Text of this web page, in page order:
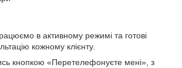
в активному режимі та готові
кожному клієнту.
кнопкою «Перетелефонуєте мені», з